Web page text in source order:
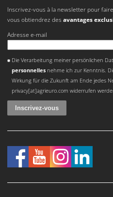
Inscrivez-vous à la newsletter pour
vous obtiendrez des avantages
Adresse e-mail
Die Verarbeitung meiner persönlichen
personnellesnehme ich zur Kenntnis.
Wirkung für die Zukunft am Ende jedes
privacy[at]agrieuro.com widerrufen